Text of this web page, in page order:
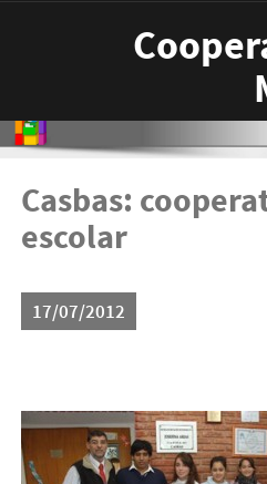
Casbas:
escolar
17/07/2012
casbas-